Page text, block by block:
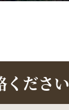
ください